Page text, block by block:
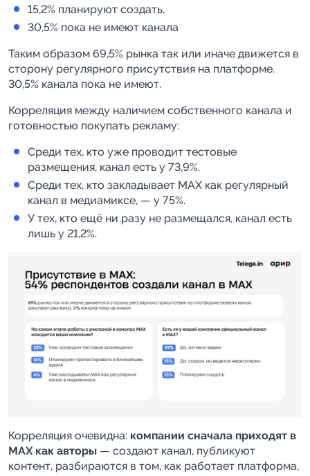
15,2% планируют создать.
30,5% пока не имеют канала
Таким образом 69,5% рынка так или иначе движется в
сторону регулярного присутствия на платформе.
30,5% канала пока не имеют.
Корреляция между наличием собственного канала и
готовностью покупать рекламу:
Среди тех, кто уже проводит тестовые
размещения, канал есть у 73,9%.
Среди тех, кто закладывает MAX как регулярный
канал в медиамиксе, — у 75%.
У тех, кто ещё ни разу не размещался, канал есть
лишь у 21,2%.
Корреляция очевидна: компании сначала приходят в
MAX как авторы — создают канал, публикуют
контент, разбираются в том, как работает платформа,